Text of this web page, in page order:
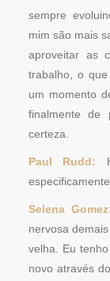
sempre
mim são mais
aproveitar as
trabalho, o
um momento
finalmente de
certeza.
Paul Rudd:
Selena
nervosa
velha. Eu
novo através